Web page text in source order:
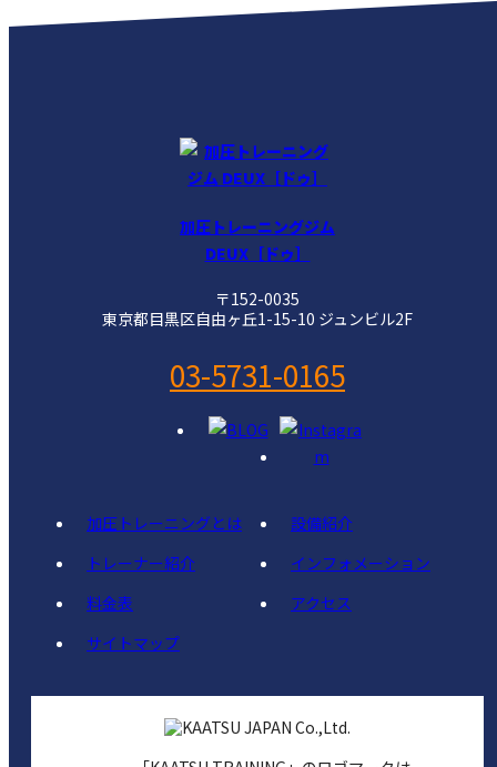
加圧トレーニングジム
DEUX［ドゥ］
〒152-0035
東京都目黒区自由ヶ丘1-15-10 ジュンビル2F
03-5731-0165
加圧トレーニングとは
設備紹介
トレーナー紹介
インフォメーション
料金表
アクセス
サイトマップ